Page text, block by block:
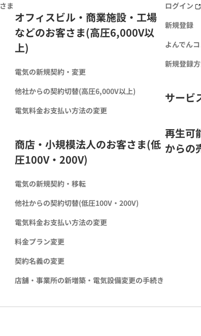
ま
オフィスビル・商業施設・工場
などのお客さま(高圧6,000V以
上)
電気の新規契約・変更
他社からの契約切替(高圧6,000V以上)
電気料金お支払い方法の変更
商店・小規模法人のお客さま(低
圧100V・200V)
電気の新規契約・移転
他社からの契約切替(低圧100V・200V)
電気料金お支払い方法の変更
料金プラン変更
契約名義の変更
店舗・事業所の新増築・電気設備変更の手続き
ログイン
新規登録
よんでん
新規登録
サービ
再生可
からの